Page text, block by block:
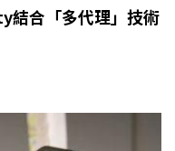
結合「多代理」技術